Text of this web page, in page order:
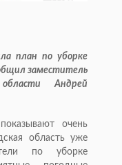
план по уборке
заместитель
Андрей
очень
область уже
по уборке